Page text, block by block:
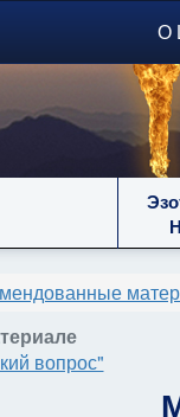
О
вопрос"